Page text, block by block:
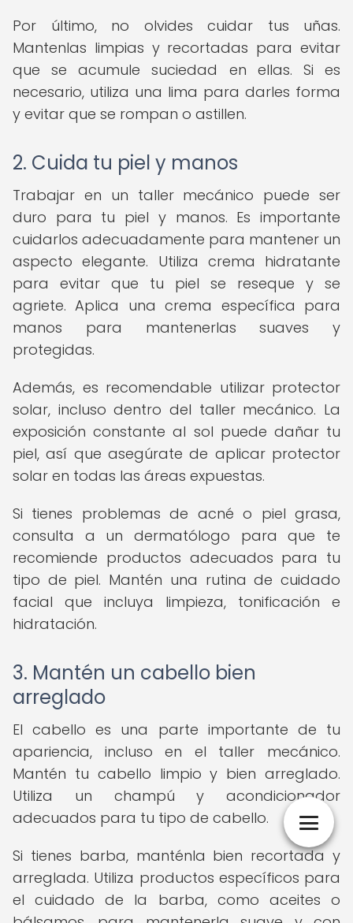
Por último, no olvides cuidar tus uñas.
Mantenlas limpias y recortadas para evitar
que se acumule suciedad en ellas. Si es
necesario, utiliza una lima para darles forma
y evitar que se rompan o astillen.
2. Cuida tu piel y manos
Trabajar en un taller mecánico puede ser
duro para tu piel y manos. Es importante
cuidarlos adecuadamente para mantener un
aspecto elegante. Utiliza crema hidratante
para evitar que tu piel se reseque y se
agriete. Aplica una crema específica para
manos para mantenerlas suaves y
protegidas.
Además, es recomendable utilizar protector
solar, incluso dentro del taller mecánico. La
exposición constante al sol puede dañar tu
piel, así que asegúrate de aplicar protector
solar en todas las áreas expuestas.
Si tienes problemas de acné o piel grasa,
consulta a un dermatólogo para que te
recomiende productos adecuados para tu
tipo de piel. Mantén una rutina de cuidado
facial que incluya limpieza, tonificación e
hidratación.
3. Mantén un cabello bien
arreglado
El cabello es una parte importante de tu
apariencia, incluso en el taller mecánico.
Mantén tu cabello limpio y bien arreglado.
Utiliza un champú y acondicionador
adecuados para tu tipo de cabello.
Si tienes barba, manténla bien recortada y
arreglada. Utiliza productos específicos para
el cuidado de la barba, como aceites o